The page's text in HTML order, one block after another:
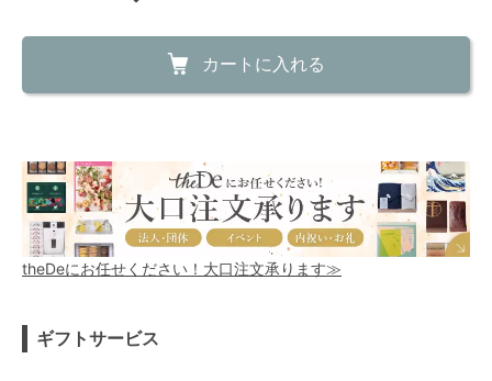
カートに入れる
theDeにお任せください！大口注文承ります≫
ギフトサービス